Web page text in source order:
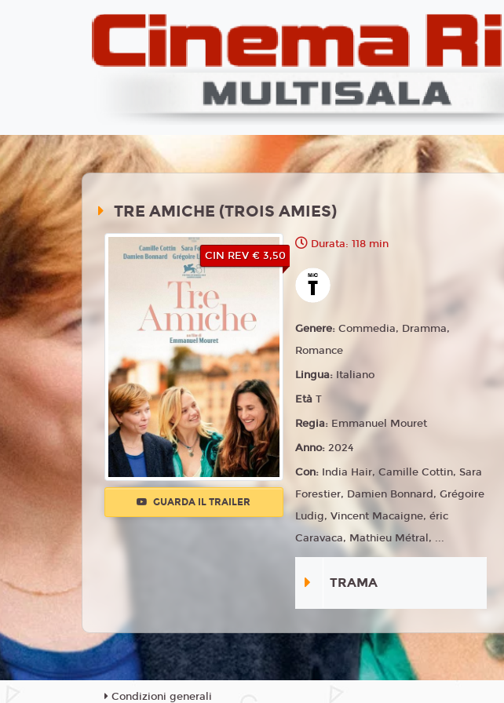
TRE AMICHE (TROIS AMIES)
CIN REV € 3,50
GUARDA IL TRAILER
Durata: 118 min
Genere:Commedia, Dramma,
Romance
Lingua: Italiano
EtàT
Regia: Emmanuel Mouret
Anno:2024
Con: India Hair, Camille Cottin, Sara
Forestier, Damien Bonnard, Grégoire
Ludig, Vincent Macaigne, éric
Caravaca, Mathieu Métral, ...
TRAMA
Condizioni generali